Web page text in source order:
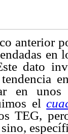
anterior
dato
en
el
TEG,